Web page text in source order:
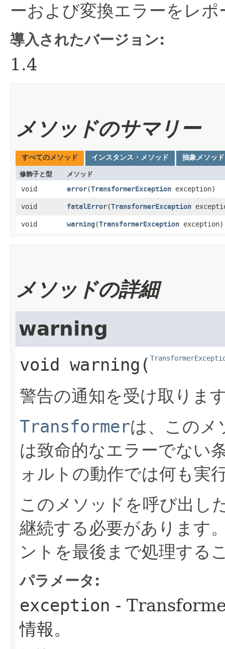
ーおよび変換エラーをレ
導入されたバージョン:
1.4
メソッドのサマリー
すべてのメソッド インスタンス・メソッド 抽象メソッド
修飾子と型 メソッド
void error​(TransformerException exception)
void fatalError​(TransformerException
void warning​(TransformerException exception)
メソッドの詳細
warning
void warning ​(
警告の通知を受け取りま
Transformerは、このメ
は致命的なエラーでない
ォルトの動作では何も実
このメソッドを呼び出
継続する必要があります
ントを最後まで処理する
パラメータ:
exception -
情報。